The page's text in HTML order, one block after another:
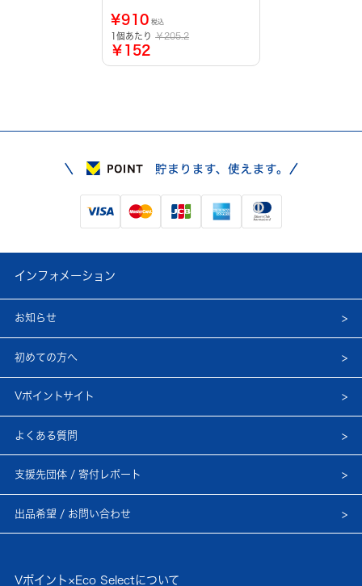
¥910 税込
1個あたり￥205.2
￥152
インフォメーション
お知らせ
初めての方へ
Vポイントサイト
よくある質問
支援先団体 / 寄付レポート
出品希望 / お問い合わせ
Vポイント×Eco Selectについて